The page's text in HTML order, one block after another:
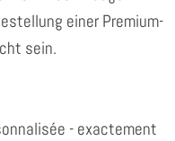
einer Premium-
sein.
- exactement